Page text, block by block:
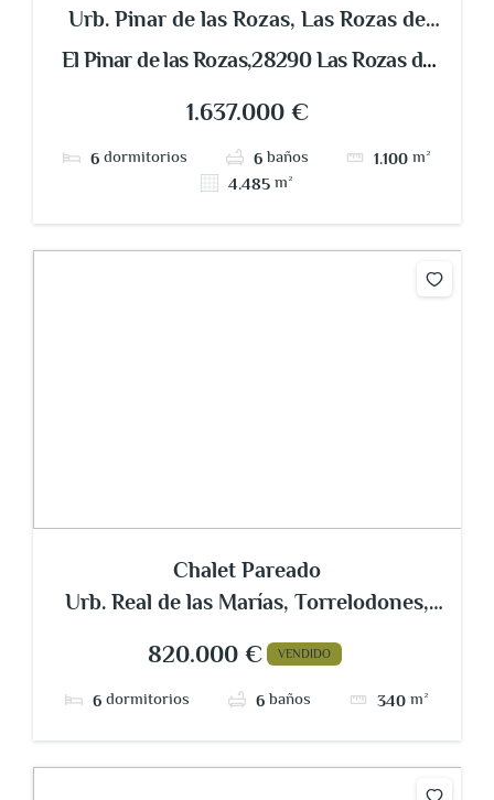
Urb. Pinar de las Rozas, Las Rozas de
Madrid
El Pinar de las Rozas,28290 Las Rozas de
1.637.000 €
6dormitorios 6baños 1.100 m²
4.485 m²
Chalet Pareado
Urb. Real de las Marías, Torrelodones,
820.000 € VENDIDO
6 dormitorios 6 baños 340m²